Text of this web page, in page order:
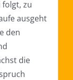
zu
ausgeht
den
die